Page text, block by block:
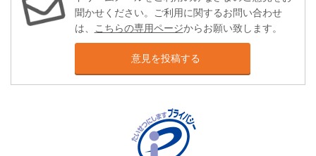
聞かせください。ご利用に関するお問い合わせ
は、 こちらの専用ページからお願い致します。
意見を投稿する